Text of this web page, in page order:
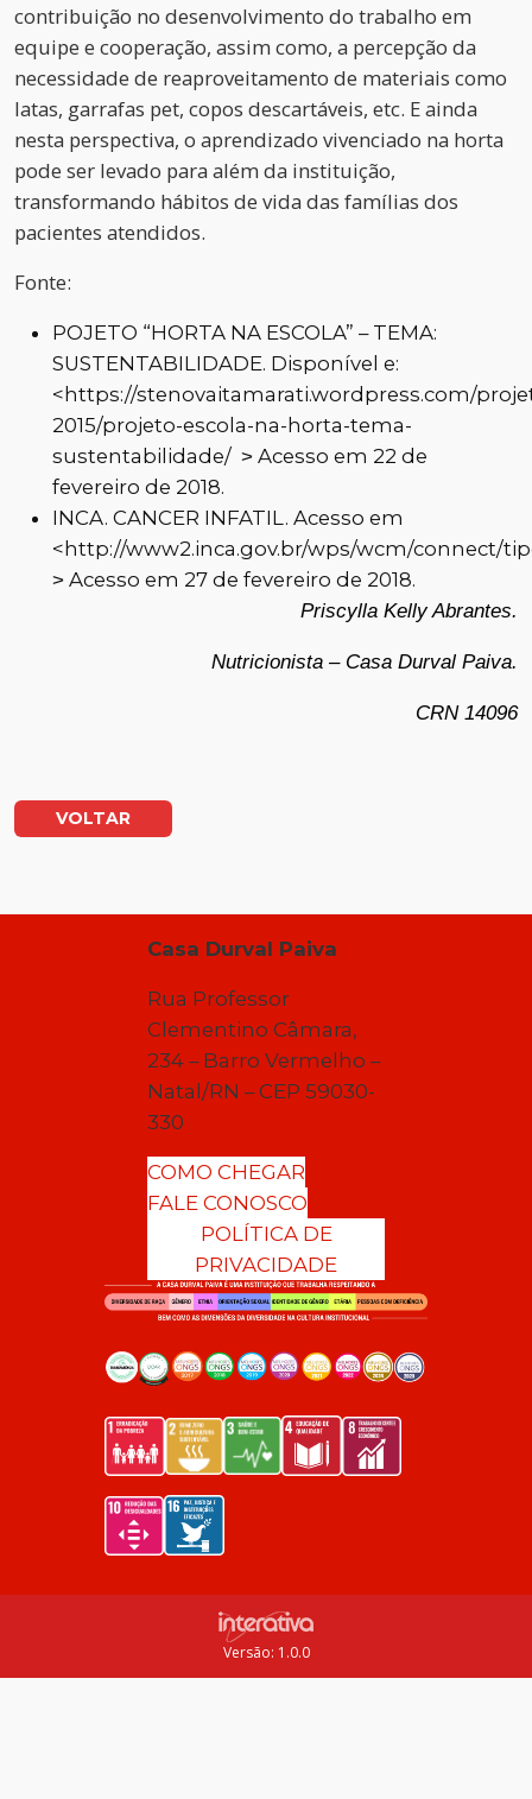
contribuição no desenvolvimento do trabalho em
equipe e cooperação, assim como, a percepção da
necessidade de reaproveitamento de materiais como
latas, garrafas pet, copos descartáveis, etc. E ainda
nesta perspectiva, o aprendizado vivenciado na horta
pode ser levado para além da instituição,
transformando hábitos de vida das famílias dos
pacientes atendidos.
Fonte:
POJETO “HORTA NA ESCOLA” – TEMA:
SUSTENTABILIDADE. Disponível e:
<https://stenovaitamarati.wordpress.com/
2015/projeto-escola-na-horta-tema-
sustentabilidade/ ˃ Acesso em 22 de
fevereiro de 2018.
INCA. CANCER INFATIL. Acesso em
<http://www2.inca.gov.br/wps/wcm/connect/
˃ Acesso em 27 de fevereiro de 2018.
Priscylla Kelly Abrantes.
Nutricionista – Casa Durval Paiva.
CRN 14096
VOLTAR
Casa Durval Paiva
Rua Professor
Clementino Câmara,
234 – Barro Vermelho –
Natal/RN – CEP 59030-
330
COMO CHEGAR
FALE CONOSCO
POLÍTICA DE
PRIVACIDADE
Versão: 1.0.0